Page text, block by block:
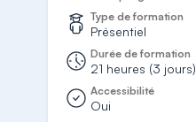
Type de formation
Présentiel
Durée de formation
21 heures (3 jours)
Accessibilité
Oui